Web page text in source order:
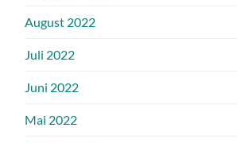
August 2022
Juli 2022
Juni 2022
Mai 2022